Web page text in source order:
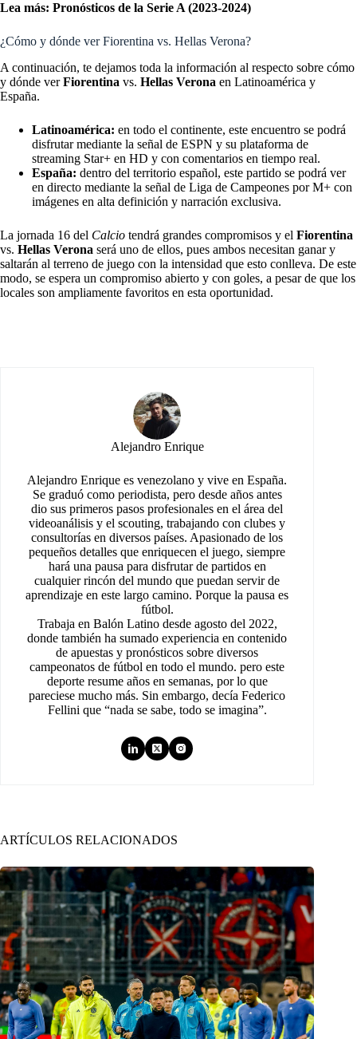
Lea más: Pronósticos de la Serie A (2023-2024)
¿Cómo y dónde ver Fiorentina vs. Hellas Verona?
A continuación, te dejamos toda la información al respecto sobre cómo
y dónde verFiorentina vs. Hellas Verona en Latinoamérica y
España.
Latinoamérica: en todo el continente, este encuentro se podrá
disfrutar mediante la señal de ESPN y su plataforma de
streaming Star+ en HD y con comentarios en tiempo real.
España: dentro del territorio español, este partido se podrá ver
en directo mediante la señal de Liga de Campeones por M+ con
imágenes en alta definición y narración exclusiva.
La jornada 16 del Calcio tendrá grandes compromisos y el Fiorentina
vs. Hellas Verona será uno de ellos, pues ambos necesitan ganar y
saltarán al terreno de juego con la intensidad que esto conlleva. De este
modo, se espera un compromiso abierto y con goles, a pesar de que los
locales son ampliamente favoritos en esta oportunidad.
Alejandro Enrique
Alejandro Enrique es venezolano y vive en España.
Se graduó como periodista, pero desde años antes
dio sus primeros pasos profesionales en el área del
videoanálisis y el scouting, trabajando con clubes y
consultorías en diversos países. Apasionado de los
pequeños detalles que enriquecen el juego, siempre
hará una pausa para disfrutar de partidos en
cualquier rincón del mundo que puedan servir de
aprendizaje en este largo camino. Porque la pausa es
fútbol.
Trabaja en Balón Latino desde agosto del 2022,
donde también ha sumado experiencia en contenido
de apuestas y pronósticos sobre diversos
campeonatos de fútbol en todo el mundo. pero este
deporte resume años en semanas, por lo que
pareciese mucho más. Sin embargo, decía Federico
Fellini que “nada se sabe, todo se imagina”.
ARTÍCULOS RELACIONADOS